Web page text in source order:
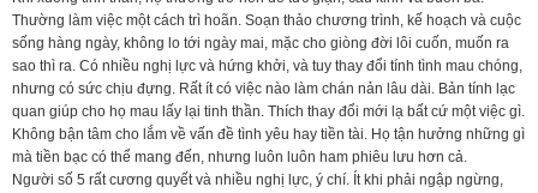
Thường làm việc một cách trì hoãn. Soạn thảo chương trình, kế hoạch và cuộc
sống hàng ngày, không lo tới ngày mai, mặc cho giòng đời lôi cuốn, muốn ra
sao thì ra. Có nhiều nghị lực và hứng khởi, và tuy thay đổi tính tình mau chóng,
nhưng có sức chịu đựng. Rất ít có việc nào làm chán nản lâu dài. Bản tính lạc
quan giúp cho họ mau lấy lại tinh thần. Thích thay đổi mới lạ bất cứ một việc gì.
Không bận tâm cho lắm về vấn đề tình yêu hay tiền tài. Họ tận hưởng những gì
mà tiền bạc có thể mang đến, nhưng luôn luôn ham phiêu lưu hơn cả.
Người số 5 rất cương quyết và nhiều nghị lực, ý chí. Ít khi phải ngập ngừng,